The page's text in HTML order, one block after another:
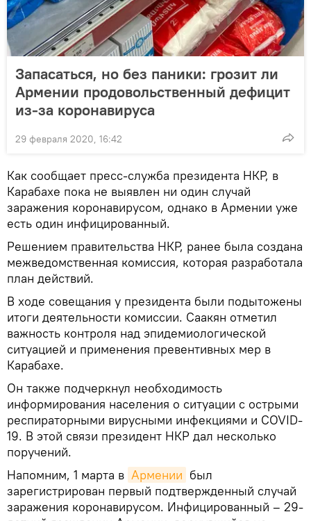
Запасаться, но без паники: грозит ли
Армении продовольственный дефицит
из-за коронавируса
29 февраля 2020, 16:42
Как сообщает пресс-служба президента НКР, в
Карабахе пока не выявлен ни один случай
заражения коронавирусом, однако в Армении уже
есть один инфицированный.
Решением правительства НКР, ранее была создана
межведомственная комиссия, которая разработала
план действий.
В ходе совещания у президента были подытожены
итоги деятельности комиссии. Саакян отметил
важность контроля над эпидемиологической
ситуацией и применения превентивных мер в
Карабахе.
Он также подчеркнул необходимость
информирования населения о ситуации с острыми
респираторными вирусными инфекциями и COVID-
19. В этой связи президент НКР дал несколько
поручений.
Напомним, 1 марта в Армении был
зарегистрирован первый подтвержденный случай
заражения коронавирусом. Инфицированный – 29-